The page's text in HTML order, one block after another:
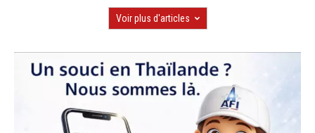
Voir plus d'articles